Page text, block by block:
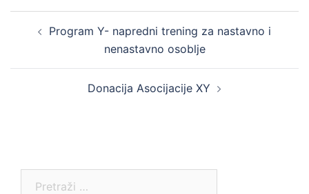
navigation
Program Y- napredni trening za nastavno i
nenastavno osoblje
Donacija Asocijacije XY